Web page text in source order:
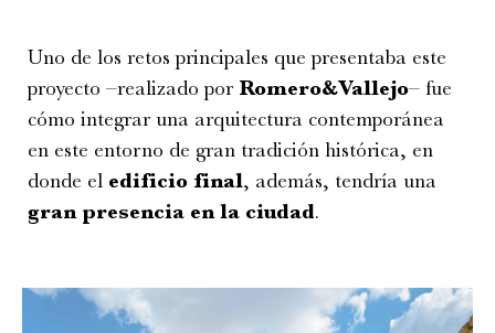
Uno de los retos principales que presentaba este
proyecto –realizado por Romero&Vallejo– fue
cómo integrar una arquitectura contemporánea
en este entorno de gran tradición histórica, en
donde el edificio final, además, tendría una
gran presencia en la ciudad.